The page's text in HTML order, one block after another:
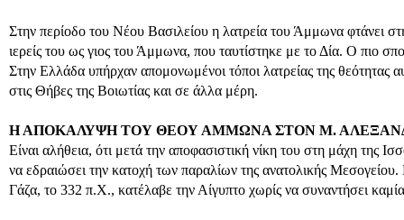
Στην περίοδο του Νέου Βασιλείου η λατρεία του Άμμωνα φτάνει
ιερείς του ως γιος του Άμμωνα, που ταυτίστηκε με το Δία. Ο πιο
Στην Ελλάδα υπήρχαν απομονωμένοι τόποι λατρείας της
στις Θήβες της Βοιωτίας και σε άλλα μέρη.
Η ΑΠΟΚΑΛΥΨΗ ΤΟΥ ΘΕΟΥ ΑΜΜΩΝΑ ΣΤΟΝ Μ.
Είναι αλήθεια, ότι μετά την αποφασιστική νίκη του στη μάχη της
να εδραιώσει την κατοχή των παραλίων της ανατολικής
Γάζα, το 332 π.Χ., κατέλαβε την Αίγυπτο χωρίς να συναντήσει